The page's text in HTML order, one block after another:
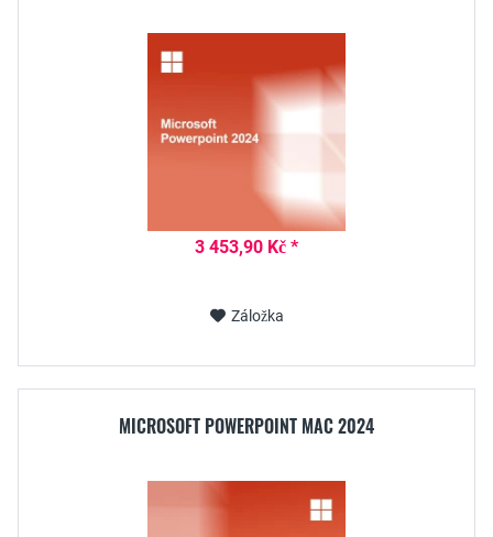
3 453,90 Kč *
Záložka
MICROSOFT POWERPOINT MAC 2024